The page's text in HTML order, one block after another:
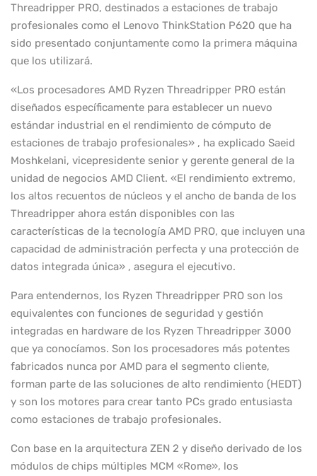
Threadripper PRO, destinados a estaciones de trabajo
profesionales como el Lenovo ThinkStation P620 que ha
sido presentado conjuntamente como la primera máquina
que los utilizará.
«Los procesadores AMD Ryzen Threadripper PRO están
diseñados específicamente para establecer un nuevo
estándar industrial en el rendimiento de cómputo de
estaciones de trabajo profesionales» , ha explicado Saeid
Moshkelani, vicepresidente senior y gerente general de la
unidad de negocios AMD Client. «El rendimiento extremo,
los altos recuentos de núcleos y el ancho de banda de los
Threadripper ahora están disponibles con las
características de la tecnología AMD PRO, que incluyen una
capacidad de administración perfecta y una protección de
datos integrada única» , asegura el ejecutivo.
Para entendernos, los Ryzen Threadripper PRO son los
equivalentes con funciones de seguridad y gestión
integradas en hardware de los Ryzen Threadripper 3000
que ya conocíamos. Son los procesadores más potentes
fabricados nunca por AMD para el segmento cliente,
forman parte de las soluciones de alto rendimiento (HEDT)
y son los motores para crear tanto PCs grado entusiasta
como estaciones de trabajo profesionales.
Con base en la arquitectura ZEN 2 y diseño derivado de los
módulos de chips múltiples MCM «Rome», los